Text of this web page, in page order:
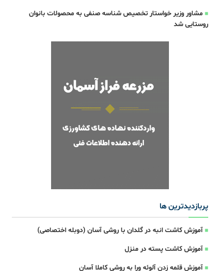
مشاور وزیر خواستار تخصیص شناسه صنفی به محصولات بانوان
روستایی شد
پربازدیدترین ها
آموزش کاشت انبه در گلدان با روشی آسان (دوبله اختصاصی)
آموزش کاشت پسته در منزل
آموزش قلمه زدن آلوئه ورا به روشی کاملا آسان